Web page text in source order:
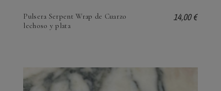
Pulsera Serpent Wrap de Cuarzo
lechoso y plata
14,00 €